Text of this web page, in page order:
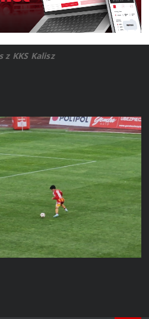
z KKS Kalisz